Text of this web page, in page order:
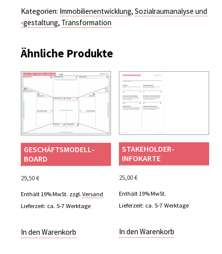
Kategorien: Immobilienentwicklung, Sozialraumanalyse und
-gestaltung, Transformation
Ähnliche Produkte
GESCHÄFTSMODELL­
BOARD
29,50€
Enthält 19% MwSt. zzgl. Versand
Lieferzeit: ca. 5-7 Werktage
In den Warenkorb
STAKEHOLDER-
INFOKARTE
25,00€
Enthält 19% MwSt.
Lieferzeit: ca. 5-7 Werktage
In den Warenkorb